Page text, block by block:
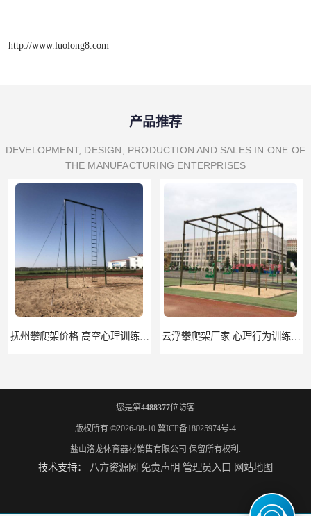
http://www.luolong8.com
产品推荐
DEVELOPMENT, DESIGN, PRODUCTION AND SALES IN ONE OF
THE MANUFACTURING ENTERPRISES
濮阳攀爬架价格 训练攀爬架 批发价格 宁德攀爬架参数 爬绳架 量大优惠
您是第4488377位访客
版权所有 ©2026-08-10 冀ICP备18025974号-4
盐山洛龙体育器材销售有限公司 保留所有权利.
技术支持： 八方资源网 免责声明 管理员入口 网站地图